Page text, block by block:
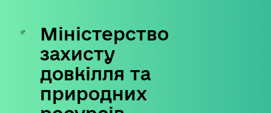
Skip
content
Міністерство
захисту
довкілля та
природних